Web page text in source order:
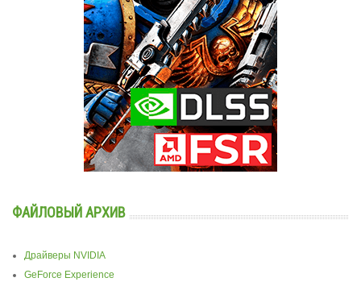
ФАЙЛОВЫЙ АРХИВ
Драйверы NVIDIA
GeForce Experience